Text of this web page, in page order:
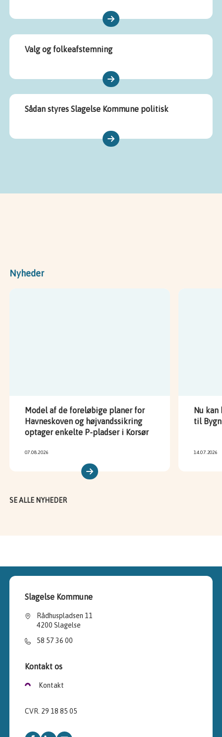
Valg og folkeafstemning
Sådan styres Slagelse Kommune politisk
Nyheder
Model af de foreløbige planer for
Havneskoven og højvandssikring
optager enkelte P-pladser i Korsør
07.08.2026
Nu
til
14.07.2026
SE ALLE NYHEDER
Slagelse Kommune
Rådhuspladsen 11
4200 Slagelse
58 57 36 00
Kontakt os
Kontakt
CVR. 29 18 85 05